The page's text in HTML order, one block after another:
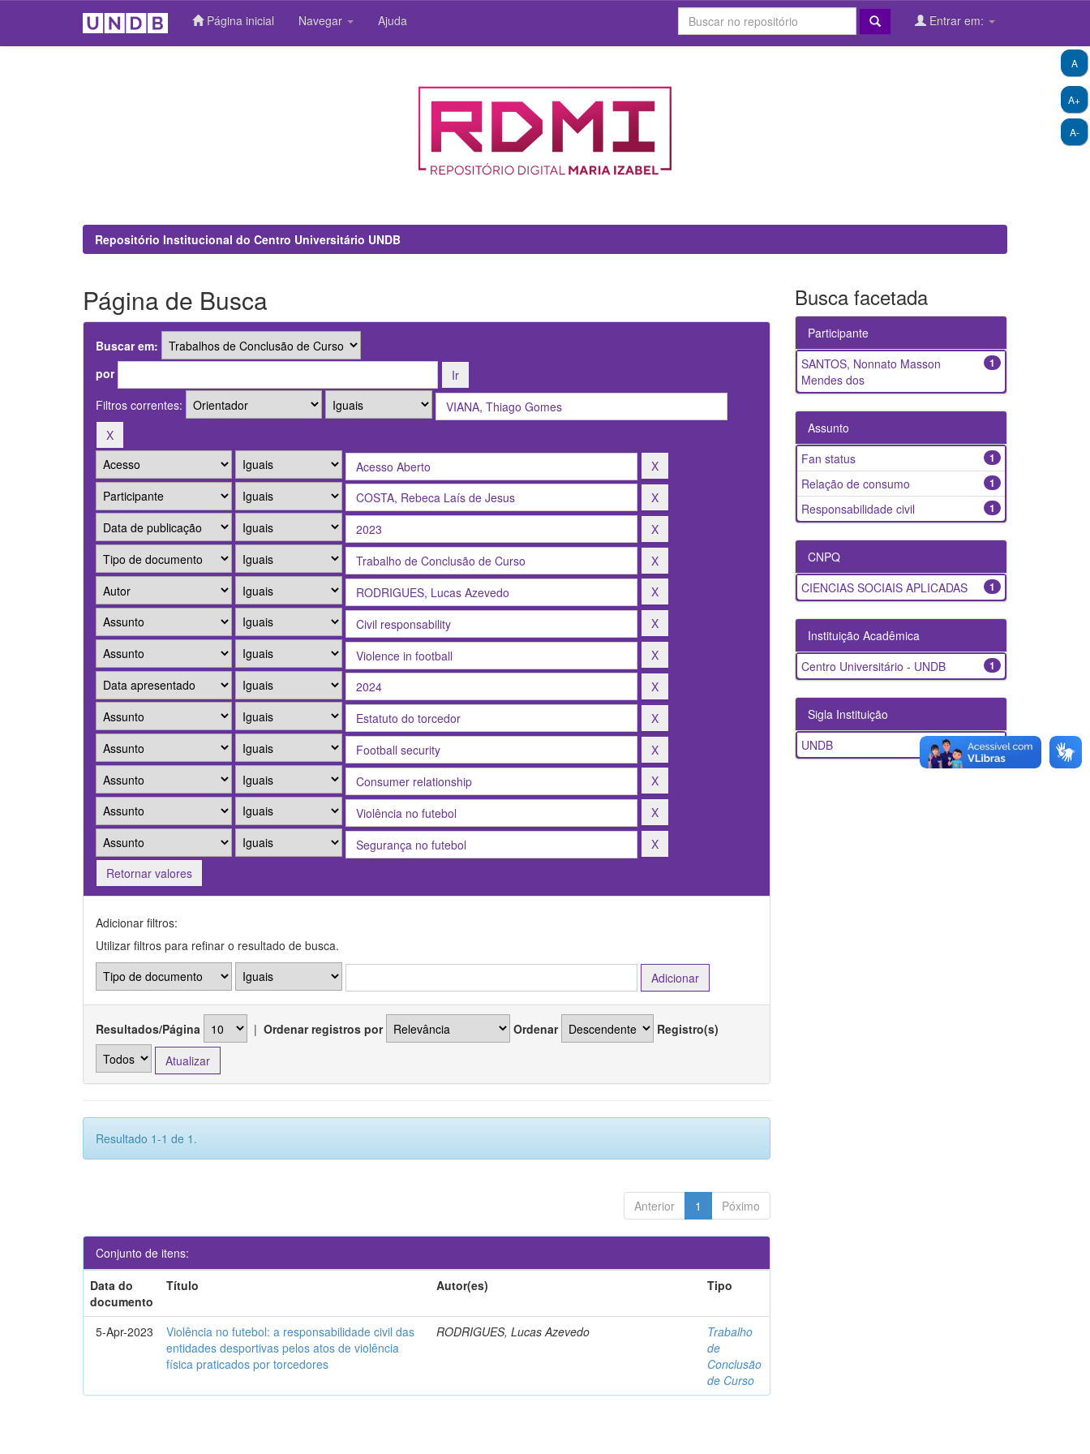
Página inicial Navegar Ajuda Entrar em:
A+
A-
A
Repositório Institucional do Centro Universitário UNDB
Página de Busca
Buscar em:
por
Filtros correntes:
Retornar valores
Adicionar filtros:
Utilizar filtros para refinar o resultado de busca.
Resultados/Página | Ordenar registros por Ordenar Registro(s)
Resultado 1-1 de 1.
Anterior 1 Póximo
Conjunto de itens:
Data do
documento
Título Autor(es) Tipo
5-Apr-2023
Violência no futebol: a responsabilidade civil das
entidades desportivas pelos atos de violência
física praticados por torcedores
RODRIGUES, Lucas Azevedo
Trabalho
de
Conclusão
de Curso
Busca facetada
Participante
1
SANTOS, Nonnato Masson
Mendes dos
Assunto
1
Fan status
1
Relação de consumo
1
Responsabilidade civil
CNPQ
1
CIENCIAS SOCIAIS APLICADAS
Instituição Acadêmica
1
Centro Universitário - UNDB
Sigla Instituição
1
UNDB